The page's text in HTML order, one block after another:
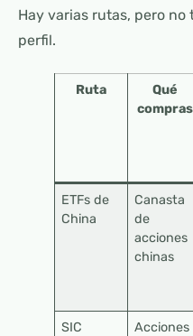
Hay varias rutas, pero
perfil.
Ruta
Qué
compras
ETFs de
China
Canasta
de
acciones
chinas
SIC
Acciones